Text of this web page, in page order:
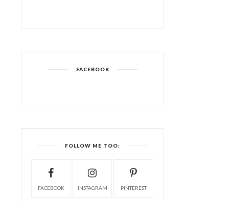
FACEBOOK
FOLLOW ME TOO:
FACEBOOK INSTAGRAM PINTEREST